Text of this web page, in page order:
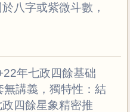
八字或紫微斗數，
年七政四餘基础
講義，獨特性​：結
四餘星象精密推